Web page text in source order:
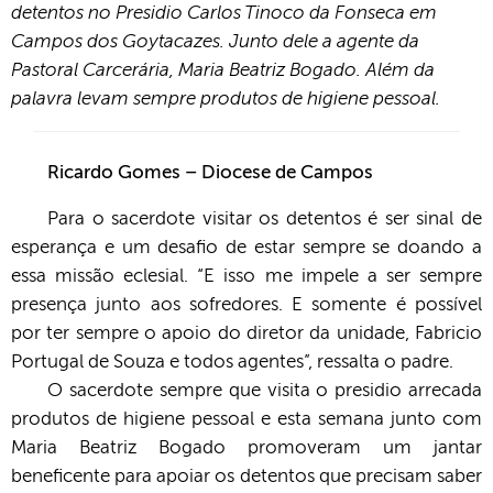
detentos no Presidio Carlos Tinoco da Fonseca em
Campos dos Goytacazes. Junto dele a agente da
Pastoral Carcerária, Maria Beatriz Bogado. Além da
palavra levam sempre produtos de higiene pessoal.
Ricardo Gomes – Diocese de Campos
Para o sacerdote visitar os detentos é ser sinal de
esperança e um desafio de estar sempre se doando a
essa missão eclesial. “E isso me impele a ser sempre
presença junto aos sofredores. E somente é possível
por ter sempre o apoio do diretor da unidade, Fabricio
Portugal de Souza e todos agentes”, ressalta o padre.
O sacerdote sempre que visita o presidio arrecada
produtos de higiene pessoal e esta semana junto com
Maria Beatriz Bogado promoveram um jantar
beneficente para apoiar os detentos que precisam saber